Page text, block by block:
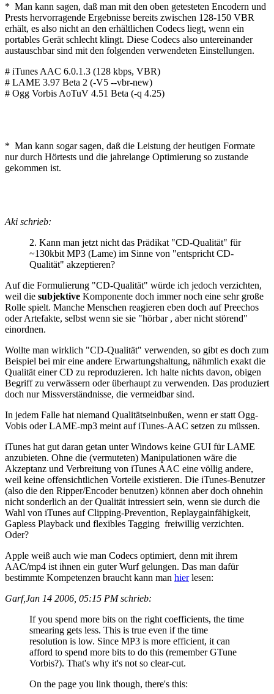
* Man kann sagen, daß man mit den oben getesteten Encodern und
Prests hervorragende Ergebnisse bereits zwischen 128-150 VBR
erhält, es also nicht an den erhältlichen Codecs liegt, wenn ein
portables Gerät schlecht klingt. Diese Codecs also untereinander
austauschbar sind mit den folgenden verwendeten Einstellungen.
# iTunes AAC 6.0.1.3 (128 kbps, VBR)
# LAME 3.97 Beta 2 (-V5 --vbr-new)
# Ogg Vorbis AoTuV 4.51 Beta (-q 4.25)
* Man kann sogar sagen, daß die Leistung der heutigen Formate
nur durch Hörtests und die jahrelange Optimierung so zustande
gekommen ist.
Aki schrieb:
2. Kann man jetzt nicht das Prädikat "CD-Qualität" für
~130kbit MP3 (Lame) im Sinne von "entspricht CD-
Qualität" akzeptieren?
Auf die Formulierung "CD-Qualität" würde ich jedoch verzichten,
weil die subjektive Komponente doch immer noch eine sehr große
Rolle spielt. Manche Menschen reagieren eben doch auf Preechos
oder Artefakte, selbst wenn sie sie "hörbar , aber nicht störend"
einordnen.
Wollte man wirklich "CD-Qualität" verwenden, so gibt es doch zum
Beispiel bei mir eine andere Erwartungshaltung, nähmlich exakt die
Qualität einer CD zu reproduzieren. Ich halte nichts davon, obigen
Begriff zu verwässern oder überhaupt zu verwenden. Das produziert
doch nur Missverständnisse, die vermeidbar sind.
In jedem Falle hat niemand Qualitätseinbußen, wenn er statt Ogg-
Vobis oder LAME-mp3 meint auf iTunes-AAC setzen zu müssen.
iTunes hat gut daran getan unter Windows keine GUI für LAME
anzubieten. Ohne die (vermuteten) Manipulationen wäre die
Akzeptanz und Verbreitung von iTunes AAC eine völlig andere,
weil keine offensichtlichen Vorteile existieren. Die iTunes-Benutzer
(also die den Ripper/Encoder benutzen) können aber doch ohnehin
nicht sonderlich an der Qualität intressiert sein, wenn sie durch die
Wahl von iTunes auf Clipping-Prevention, Replaygainfähigkeit,
Gapless Playback und flexibles Tagging freiwillig verzichten.
Oder?
Apple weiß auch wie man Codecs optimiert, denn mit ihrem
AAC/mp4 ist ihnen ein guter Wurf gelungen. Das man dafür
bestimmte Kompetenzen braucht kann man hierlesen:
Garf,Jan 14 2006, 05:15 PM schrieb:
If you spend more bits on the right coefficients, the time
smearing gets less. This is true even if the time
resolution is low. Since MP3 is more efficient, it can
afford to spend more bits to do this (remember GTune
Vorbis?). That's why it's not so clear-cut.
On the page you link though, there's this: